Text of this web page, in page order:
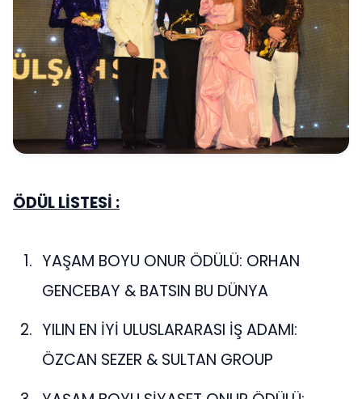
ÖDÜL LİSTESİ :
YAŞAM BOYU ONUR ÖDÜLÜ: ORHAN
GENCEBAY & BATSIN BU DÜNYA
YILIN EN İYİ ULUSLARARASI İŞ ADAMI:
ÖZCAN SEZER & SULTAN GROUP